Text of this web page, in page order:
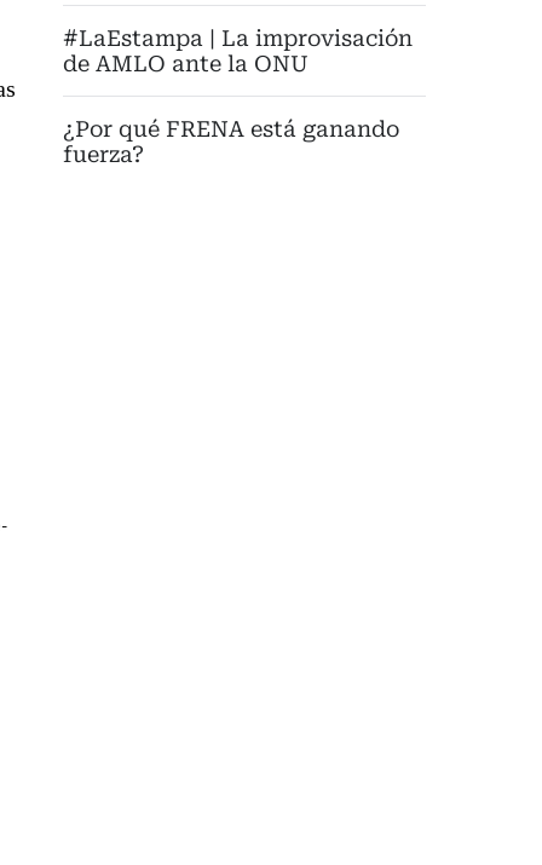
#LaEstampa | La improvisación
de AMLO ante la ONU
¿Por qué FRENA está ganando
fuerza?